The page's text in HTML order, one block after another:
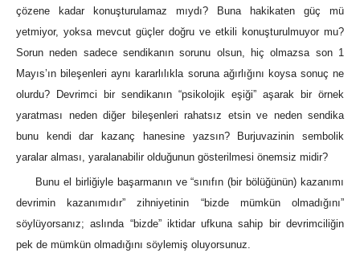
çözene kadar konuşturulamaz mıydı? Buna hakikaten güç mü
yetmiyor, yoksa mevcut güçler doğru ve etkili konuşturulmuyor mu?
Sorun neden sadece sendikanın sorunu olsun, hiç olmazsa son 1
Mayıs’ın bileşenleri aynı kararlılıkla soruna ağırlığını koysa sonuç ne
olurdu? Devrimci bir sendikanın “psikolojik eşiği” aşarak bir örnek
yaratması neden diğer bileşenleri rahatsız etsin ve neden sendika
bunu kendi dar kazanç hanesine yazsın? Burjuvazinin sembolik
yaralar alması, yaralanabilir olduğunun gösterilmesi önemsiz midir?
Bunu el birliğiyle başarmanın ve “sınıfın (bir bölüğünün) kazanımı
devrimin kazanımıdır” zihniyetinin “bizde mümkün olmadığını”
söylüyorsanız; aslında “bizde” iktidar ufkuna sahip bir devrimciliğin
pek de mümkün olmadığını söylemiş oluyorsunuz.